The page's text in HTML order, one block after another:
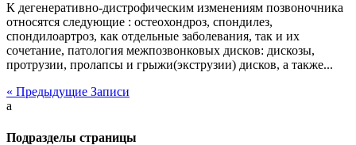
К дегенеративно-дистрофическим изменениям позвоночника
относятся следующие : остеохондроз, спондилез,
спондилоартроз, как отдельные заболевания, так и их
сочетание, патология межпозвонковых дисков: дискозы,
протрузии, пролапсы и грыжи(экструзии) дисков, а также...
« Предыдущие Записи
a
Подразделы страницы